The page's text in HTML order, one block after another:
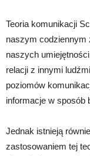
Teoria komunikacji
naszym codziennym
naszych
relacji z innymi
poziomów
informacje w sposób
Jednak istnieją
zastosowaniem tej